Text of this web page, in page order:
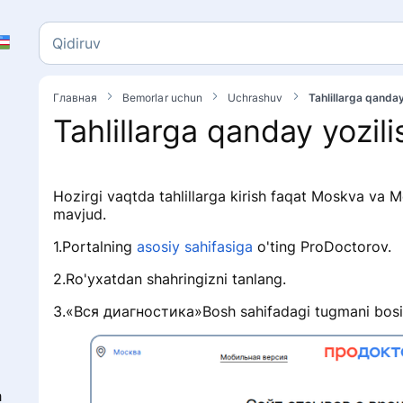
Qidiruv
Qidiruv
Главная Bemorlar uchun Uchrashuv Tahlillarga
Tahlillarga qanday
Hozirgi vaqtda tahlillarga kirish faqat Moskva va
mavjud.
1.Portalning asosiy sahifasiga o'ting ProDoctorov.
2.Ro'yxatdan shahringizni tanlang.
3.«Вся диагностика»Bosh sahifadagi tugmani